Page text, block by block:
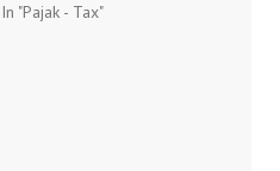
JENDERAL PAJAK
In "Pajak - Tax"